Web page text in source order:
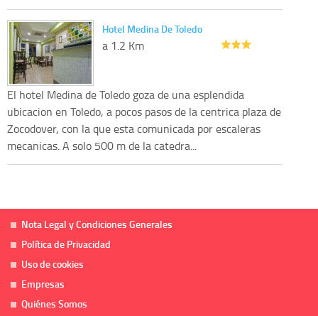
Hotel Medina De Toledo
a 1.2 Km
El hotel Medina de Toledo goza de una esplendida
ubicacion en Toledo, a pocos pasos de la centrica plaza de
Zocodover, con la que esta comunicada por escaleras
mecanicas. A solo 500 m de la catedra...
Nota Legal y Condiciones Generales
Política de Privacidad
Uso de cookies
Empresas
Quiénes Somos